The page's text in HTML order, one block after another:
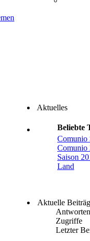
Aktuelles
Beliebte
Comunio
Comunio
Saison
Land
Aktuelle
Antworten
Zugriffe
Letzter